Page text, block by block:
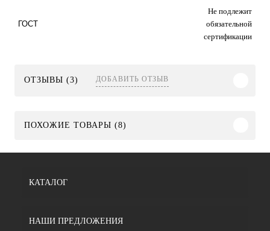
ГОСТ
Не подлежит
обязательной
сертификации
ОТЗЫВЫ (3) ДОБАВИТЬ ОТЗЫВ
ПОХОЖИЕ ТОВАРЫ (8)
КАТАЛОГ
НАШИ ПРЕДЛОЖЕНИЯ